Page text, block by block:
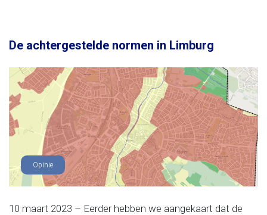
De achtergestelde normen in Limburg
Opinie
10 maart 2023 – Eerder hebben we aangekaart dat de